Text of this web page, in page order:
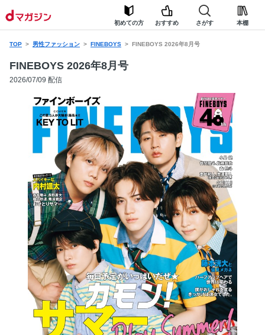
初めての方 おすすめ さがす 本棚
TOP 男性ファッション FINEBOYS FINEBOYS 2026年8月号
FINEBOYS 2026年8月号
2026/07/09 配信